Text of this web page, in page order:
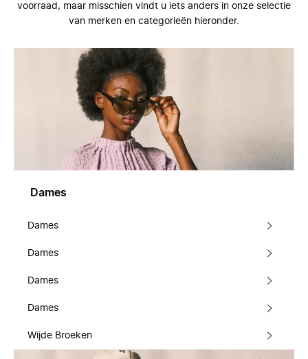
voorraad, maar misschien vindt u iets anders in onze selectie
van merken en categorieën hieronder.
Dames
Dames
Dames
Dames
Dames
Wijde Broeken